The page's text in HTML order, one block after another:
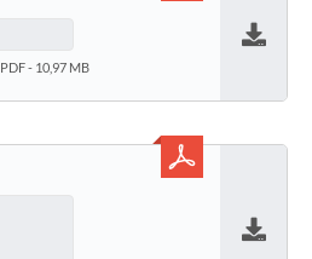
PDF - 10,97 MB